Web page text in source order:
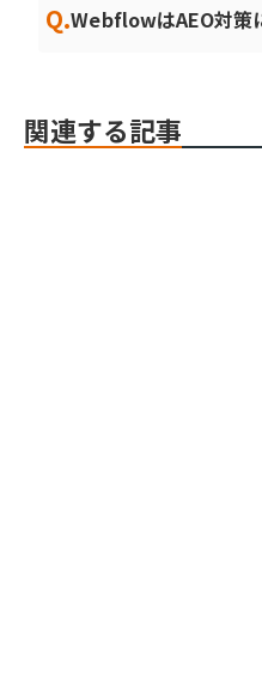
Q.WebflowはAEO対策
関連する記事